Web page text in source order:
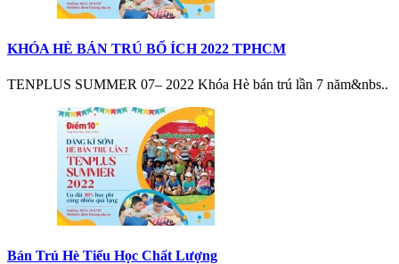
KHÓA HÈ BÁN TRÚ BỔ ÍCH 2022 TPHCM
TENPLUS SUMMER 07– 2022 Khóa Hè bán trú lần 7 năm&nbs..
Bán Trú Hè Tiểu Học Chất Lượng